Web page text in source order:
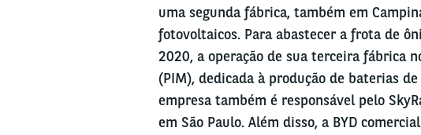
uma segunda fábrica, também em
fotovoltaicos. Para abastecer a frota de
2020, a operação de sua terceira fábrica
(PIM), dedicada à produção de baterias
empresa também é responsável pelo
em São Paulo. Além disso, a BYD